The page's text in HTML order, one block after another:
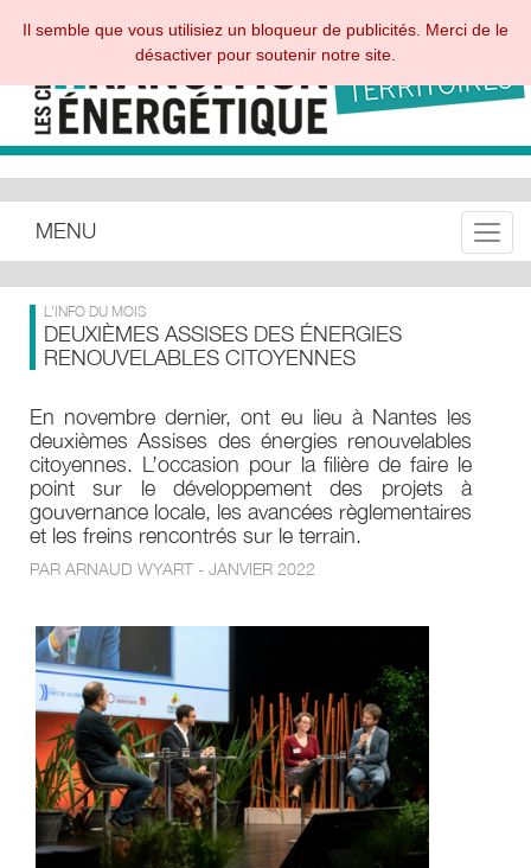
MENU
L'INFO DU MOIS
DEUXIÈMES ASSISES DES ÉNERGIES
RENOUVELABLES CITOYENNES
En novembre dernier, ont eu lieu à Nantes les
deuxièmes Assises des énergies renouvelables
citoyennes. L’occasion pour la filière de faire le
point sur le développement des projets à
gouvernance locale, les avancées règlementaires
et les freins rencontrés sur le terrain.
PAR ARNAUD WYART - JANVIER 2022
Il semble que vous utilisiez un bloqueur de publicités. Merci de le
désactiver pour soutenir notre site.